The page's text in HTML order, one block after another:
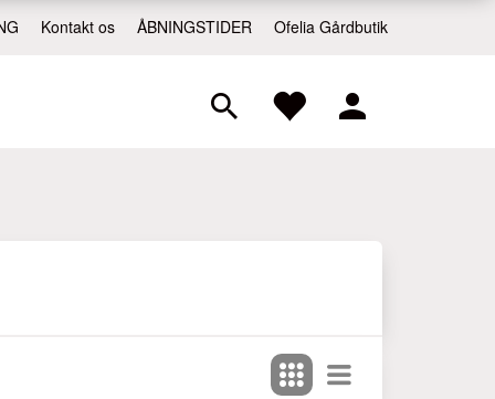
Ofelia Gårdbutik
ÅBNINGSTIDER
Kontakt os